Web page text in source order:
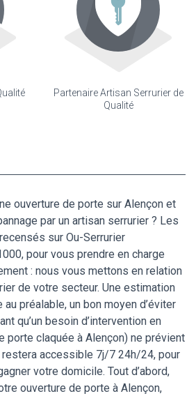
Partenaire Artisan Serrurier de
Qualité
ouverture de porte sur Alençon et
par un artisan serrurier ? Les
sur Ou-Serrurier
pour vous prendre en charge
: nous vous mettons en relation
de votre secteur. Une estimation
préalable, un bon moyen d’éviter
qu’un besoin d’intervention en
porte claquée à Alençon) ne prévient
accessible 7j/7 24h/24, pour
votre domicile. Tout d’abord,
ouverture de porte à Alençon,